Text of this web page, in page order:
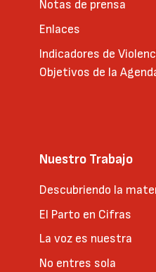
Notas de prensa
Enlaces
Indicadores de
Objetivos de la
Nuestro Trabajo
Descubriendo la
El Parto en Cifras
La voz es nuestra
No entres sola